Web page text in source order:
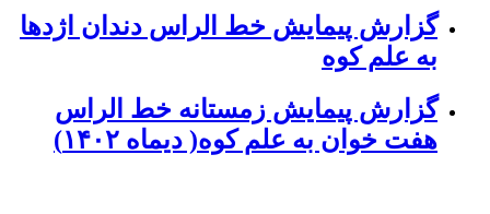
گزارش پیمایش خط الراس دندان اژدها
به علم کوه
گزارش پیمایش زمستانه خط الراس
هفت خوان به علم کوه( دیماه ۱۴۰۲)